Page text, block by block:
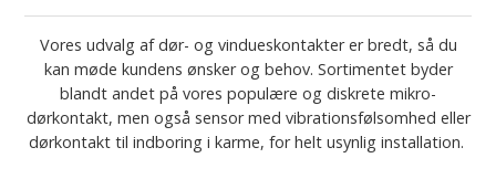
Vores udvalg af dør- og vindueskontakter er bredt, så du
kan møde kundens ønsker og behov. Sortimentet byder
blandt andet på vores populære og diskrete mikro-
dørkontakt, men også sensor med vibrationsfølsomhed eller
dørkontakt til indboring i karme, for helt usynlig installation.